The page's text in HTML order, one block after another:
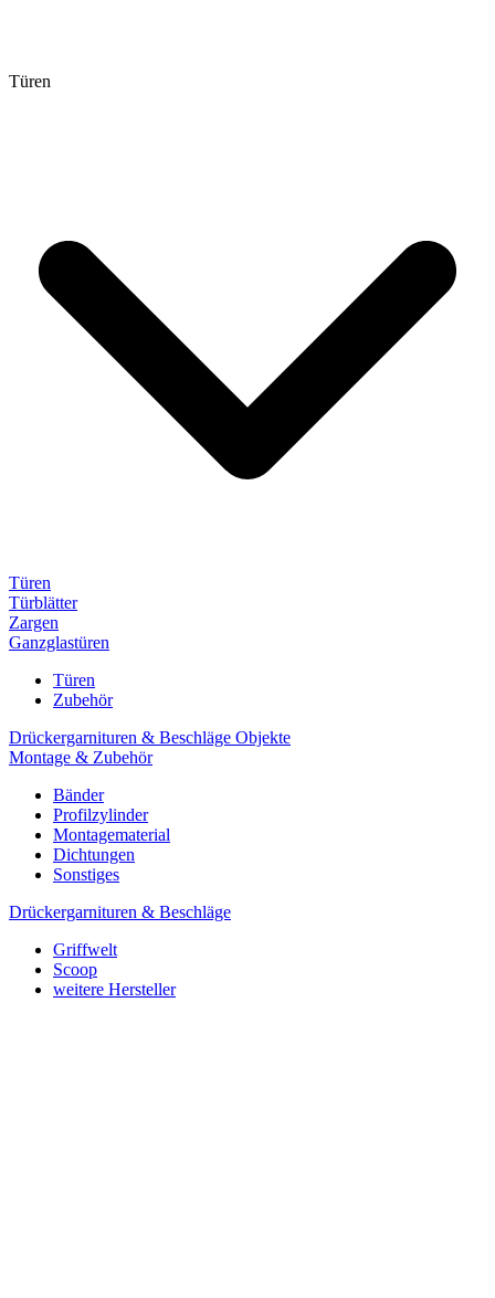
Türen
Türen
Türblätter
Zargen
Ganzglastüren
Türen
Zubehör
Drückergarnituren & Beschläge Objekte
Montage & Zubehör
Bänder
Profilzylinder
Montagematerial
Dichtungen
Sonstiges
Drückergarnituren & Beschläge
Griffwelt
Scoop
weitere Hersteller